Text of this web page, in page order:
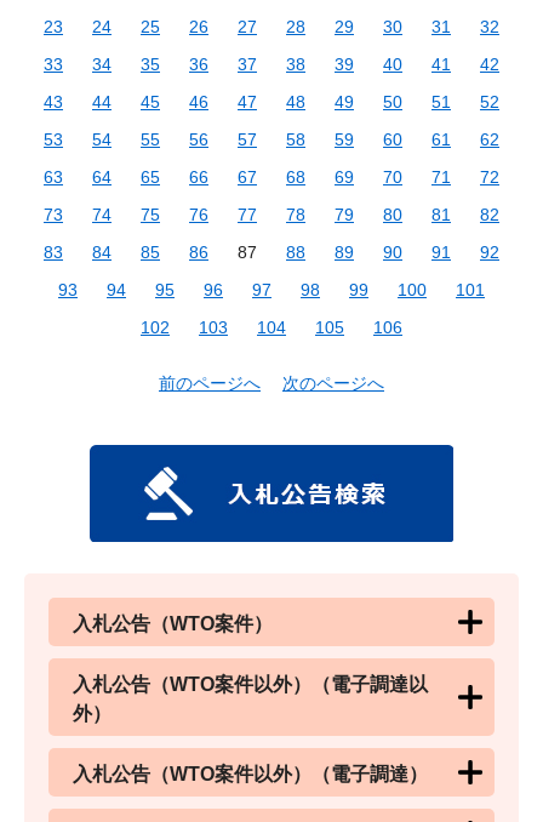
23
24 25 26 27 28 29 30 31
32
33
34 35 36 37 38 39 40 41
42
43
44 45 46 47 48 49 50 51
52
53
54 55 56 57 58 59 60 61
62
63
64 65 66 67 68 69 70 71
72
73
74 75 76 77 78 79 80 81
82
83
84 85 86 87 88 89 90 91
92
93
94 95 96 97 98 99 100
101
102
103 104 105 106
前のページへ 次のページへ
入札公告（WTO案件）
入札公告（WTO案件以外）（電子調達以
外）
入札公告（WTO案件以外）（電子調達）